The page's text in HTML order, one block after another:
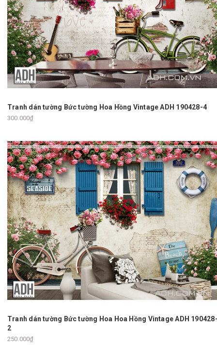
Tranh dán tường Bức tường Hoa Hồng Vintage ADH 190428-4
300.000₫
Tranh dán tường Bức tường Hoa Hoa Hồng Vintage ADH
2
250.000₫